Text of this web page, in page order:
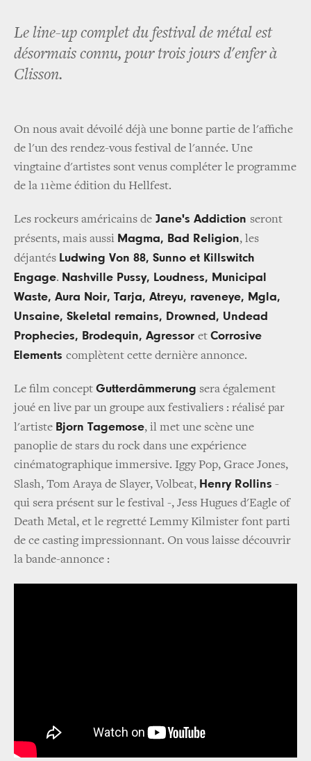
Le line-up complet du festival de métal est
désormais connu, pour trois jours d'enfer à
Clisson.
On nous avait dévoilé déjà une bonne partie de l'affiche
de l'un des rendez-vous festival de l'année. Une
vingtaine d'artistes sont venus compléter le programme
de la 11ème édition du Hellfest.
Les rockeurs américains de Jane's Addiction seront
présents, mais aussi Magma, Bad Religion, les
déjantés Ludwing Von 88, Sunno et Killswitch
Engage. Nashville Pussy, Loudness, Municipal
Waste, Aura Noir, Tarja, Atreyu, raveneye, Mgla,
Unsaine, Skeletal remains, Drowned, Undead
Prophecies, Brodequin, Agressor et Corrosive
Elements complètent cette dernière annonce.
Le film concept Gutterdâmmerung sera également
joué en live par un groupe aux festivaliers : réalisé par
l'artiste Bjorn Tagemose, il met une scène une
panoplie de stars du rock dans une expérience
cinématographique immersive. Iggy Pop, Grace Jones,
Slash, Tom Araya de Slayer, Volbeat, Henry Rollins -
qui sera présent sur le festival -, Jess Hugues d'Eagle of
Death Metal, et le regretté Lemmy Kilmister font parti
de ce casting impressionnant. On vous laisse découvrir
la bande-annonce :